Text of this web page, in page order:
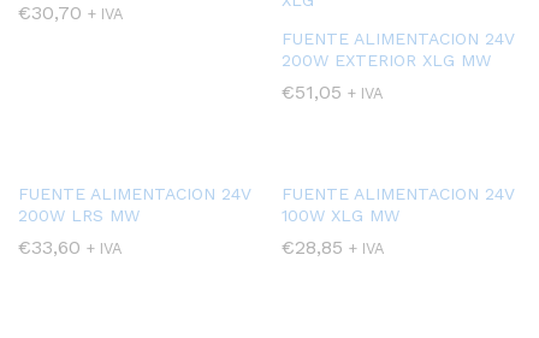
€30,70 + IVA
FUENTE ALIMENTACION 24V
200W EXTERIOR XLG MW
€51,05 + IVA
FUENTE ALIMENTACION 24V
200W LRS MW
€33,60 + IVA
FUENTE ALIMENTACION 24V
100W XLG MW
€28,85 + IVA